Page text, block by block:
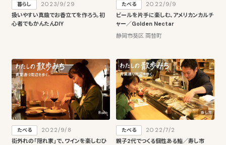
暮らし
2023/9/29
扱いやすい真鍮でお香立てを作ろう。初
心者でもかんたんDIY
たべる
2022/9/9
ビールを片手に楽しむ、アメリカンカルチ
ャー／Golden Nectar
静岡市葵区 両替町
たべる
2022/9/8
街外れの「隠れ家」で、ワインを楽しむひ
たべる
2022/7/2
親子2代でつくる個性ある鮨／寿し市